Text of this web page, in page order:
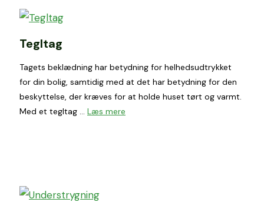
Tegltag
Tagets beklædning har betydning for helhedsudtrykket
for din bolig, samtidig med at det har betydning for den
beskyttelse, der kræves for at holde huset tørt og varmt.
Med et tegltag … Læs mere